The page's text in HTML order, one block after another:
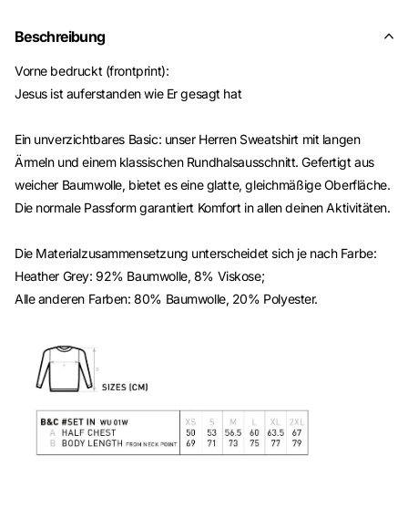
Beschreibung
Vorne bedruckt (frontprint):
Jesus ist auferstanden wie Er gesagt hat
Ein unverzichtbares Basic: unser Herren Sweatshirt mit langen
Ärmeln und einem klassischen Rundhalsausschnitt. Gefertigt aus
weicher Baumwolle, bietet es eine glatte, gleichmäßige Oberfläche.
Die normale Passform garantiert Komfort in allen deinen Aktivitäten.
Die Materialzusammensetzung unterscheidet sich je nach Farbe:
Heather Grey: 92% Baumwolle, 8% Viskose;
Alle anderen Farben: 80% Baumwolle, 20% Polyester.